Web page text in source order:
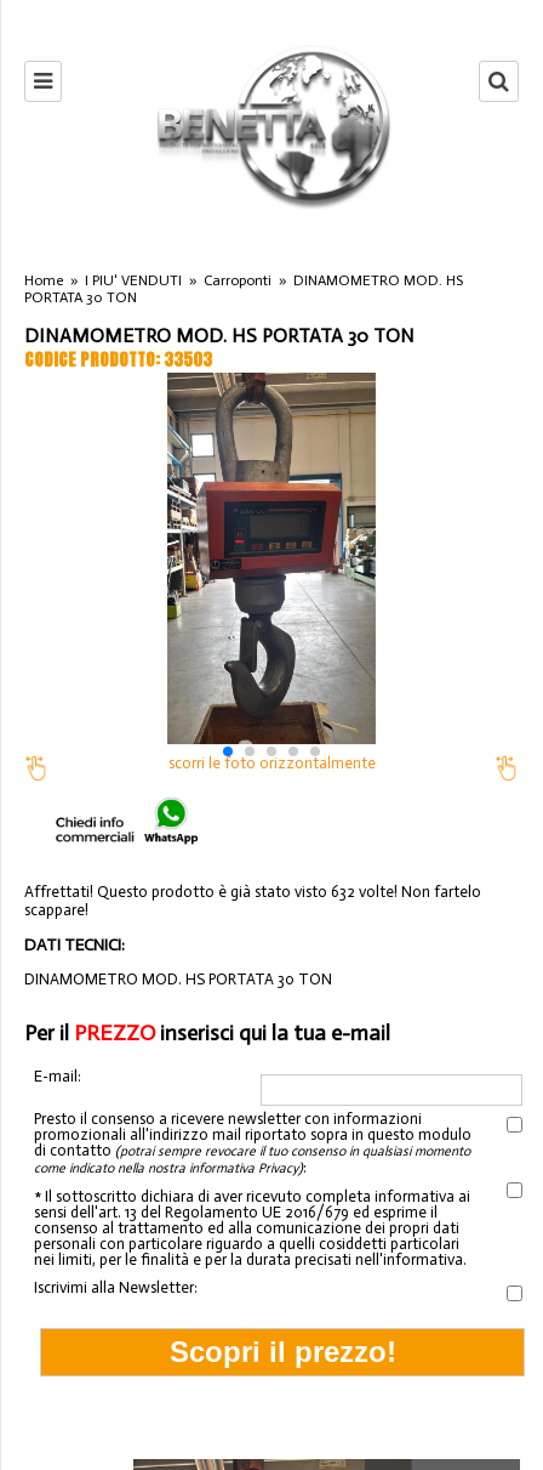
Home » I PIU' VENDUTI » Carroponti » DINAMOMETRO MOD. HS
PORTATA 30 TON
DINAMOMETRO MOD. HS PORTATA 30 TON
CODICE PRODOTTO: 33503
scorri le foto orizzontalmente
Affrettati! Questo prodotto è già stato visto 632 volte! Non fartelo
scappare!
DATI TECNICI:
DINAMOMETRO MOD. HS PORTATA 30 TON
Per il PREZZOinserisci qui la tua e-mail
E-mail:
Presto il consenso a ricevere newsletter con informazioni
promozionali all'indirizzo mail riportato sopra in questo modulo
di contatto (potrai sempre revocare il tuo consenso in qualsiasi momento
come indicato nella nostra informativa Privacy):
* Il sottoscritto dichiara di aver ricevuto completa informativa ai
sensi dell'art. 13 del Regolamento UE 2016/679 ed esprime il
consenso al trattamento ed alla comunicazione dei propri dati
personali con particolare riguardo a quelli cosiddetti particolari
nei limiti, per le finalità e per la durata precisati nell'informativa.
Iscrivimi alla Newsletter: